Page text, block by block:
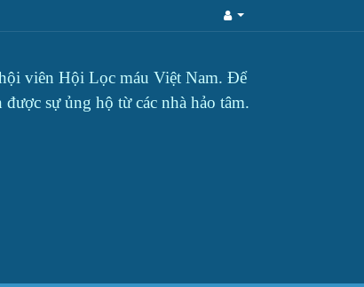
viên Hội Lọc máu Việt Nam. Để
sự ủng hộ từ các nhà hảo tâm.